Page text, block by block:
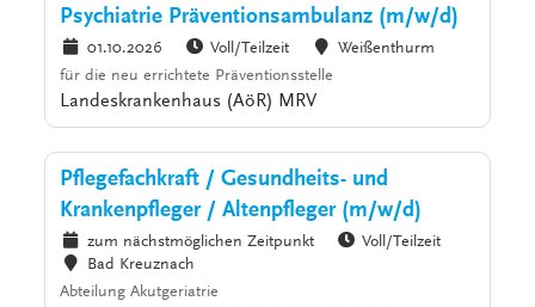
Psychiatrie Präventionsambulanz (m/w/d)
01.10.2026 Voll/Teilzeit
Weißenthurm
für die neu errichtete Präventionsstelle
Landeskrankenhaus (AöR) MRV
Pflegefachkraft / Gesundheits- und
Krankenpfleger / Altenpfleger (m/w/d)
zum nächstmöglichen Zeitpunkt
Voll/Teilzeit
Bad Kreuznach
Abteilung Akutgeriatrie